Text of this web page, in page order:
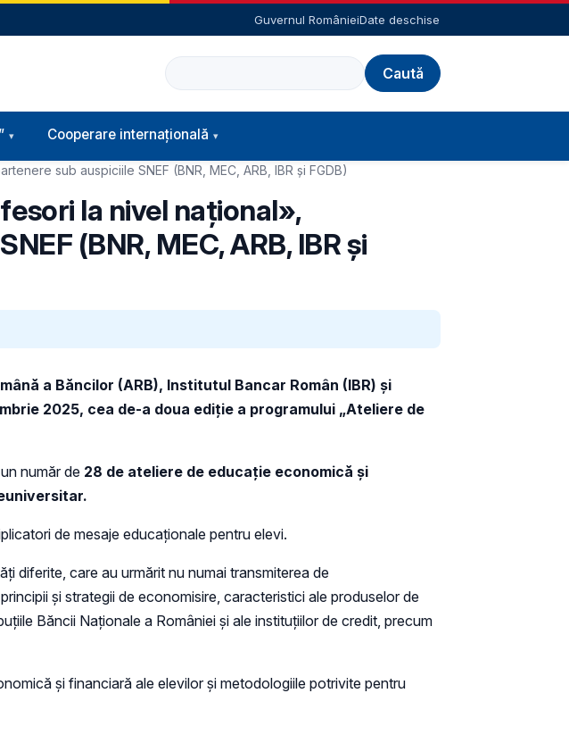
Guvernul RomânieiDate deschise
Caută
Cooperare internațională
sub auspiciile SNEF (BNR, MEC, ARB, IBR și FGDB)
la nivel național»,
(BNR, MEC, ARB, IBR și
a Băncilor (ARB), Institutul Bancar Român (IBR) și
2025, cea de-a doua ediție a programului „Ateliere de
număr de 28 de ateliere de educație economică și
de mesaje educaționale pentru elevi.
diferite, care au urmărit nu numai transmiterea de
și strategii de economisire, caracteristici ale produselor de
Băncii Naționale a României și ale instituțiilor de credit, precum
și financiară ale elevilor și metodologiile potrivite pentru